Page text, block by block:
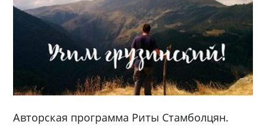
Авторская программа Риты Стамболцян.